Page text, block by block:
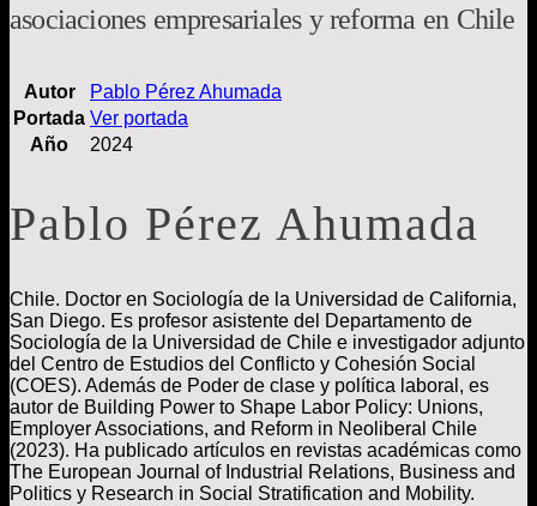
asociaciones empresariales y reforma en Chile
Autor
Pablo Pérez Ahumada
Portada Ver portada
Año
2024
Pablo Pérez Ahumada
Chile. Doctor en Sociología de la Universidad de California,
San Diego. Es profesor asistente del Departamento de
Sociología de la Universidad de Chile e investigador adjunto
del Centro de Estudios del Conflicto y Cohesión Social
(COES). Además de Poder de clase y política laboral, es
autor de Building Power to Shape Labor Policy: Unions,
Employer Associations, and Reform in Neoliberal Chile
(2023). Ha publicado artículos en revistas académicas como
The European Journal of Industrial Relations, Business and
Politics y Research in Social Stratification and Mobility.